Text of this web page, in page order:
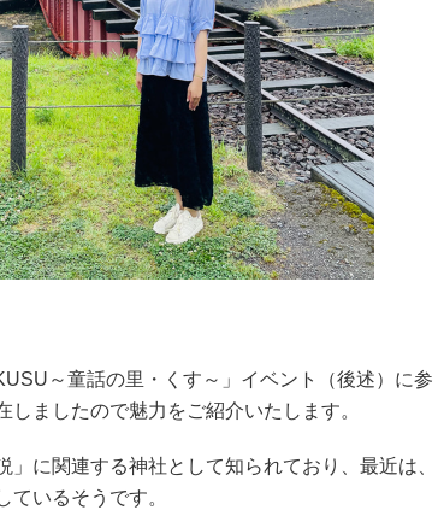
～童話の里・くす～」イベント（後述）に参
ましたので魅力をご紹介いたします。
に関連する神社として知られており、最近は、
いるそうです。